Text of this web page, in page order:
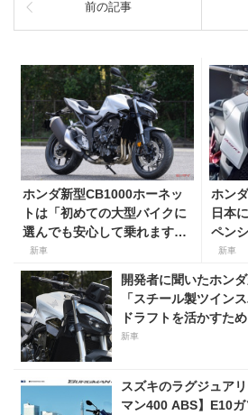
前の記事
ホンダ新型CB1000ホーネッ
トは「初めての大型バイクに
選んでも安心して乗れます」
開発者が明かす新型ホーネッ
トの意外な側面
新車
ホン
日本
ペン
価格
速報】
新車
開発者に聞いたホン
「スチール製ツイン
ドラフトを活かすため
新車
スズキのラグジュア
マン400 ABS】E10